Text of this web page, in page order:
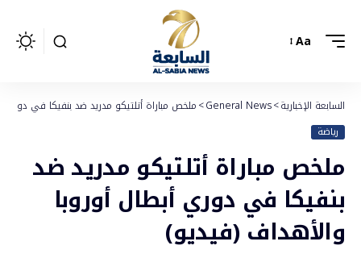
Aa
السابعة الإخبارية>
General News
>ملخص مباراة أتلتيكو مدريد ضد بنفيكا في دوري
رياضة
ملخص مباراة أتلتيكو مدريد ضد
بنفيكا في دوري أبطال أوروبا
والأهداف (فيديو)